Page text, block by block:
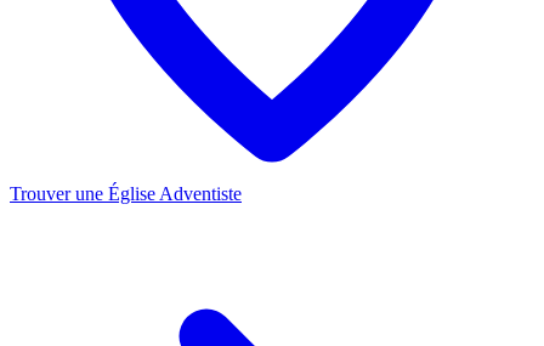
Trouver une Église Adventiste